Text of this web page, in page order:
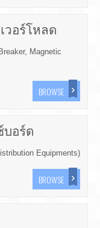
วอร์โหลด
Magnetic
BROWSE
อร์ด
Equipments)
BROWSE